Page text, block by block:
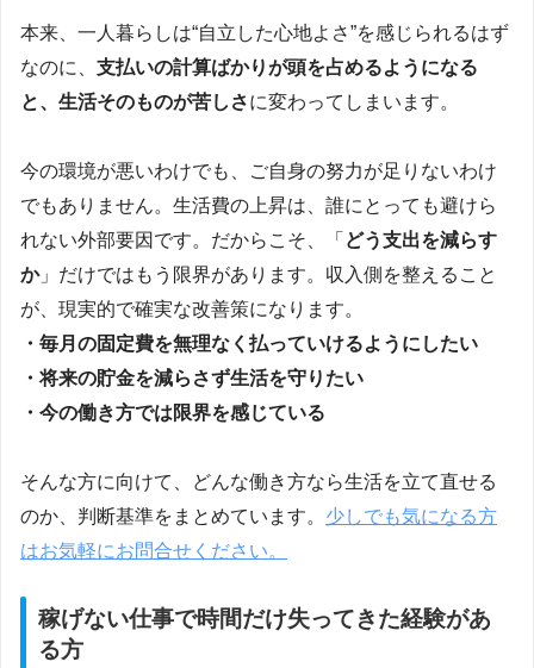
本来、一人暮らしは“自立した心地よさ”を感じられるはず
なのに、 支払いの計算ばかりが頭を占めるようになる
と、生活そのものが苦しさに変わってしまいます。
今の環境が悪いわけでも、ご自身の努力が足りないわけ
でもありません。生活費の上昇は、誰にとっても避けら
れない外部要因です。だからこそ、「 どう支出を減らす
か」だけではもう限界があります。収入側を整えること
が、現実的で確実な改善策になります。
・毎月の固定費を無理なく払っていけるようにしたい
・将来の貯金を減らさず生活を守りたい
・今の働き方では限界を感じている
そんな方に向けて、どんな働き方なら生活を立て直せる
のか、判断基準をまとめています。 少しでも気になる方
はお気軽にお問合せください。
稼げない仕事で時間だけ失ってきた経験があ
る方